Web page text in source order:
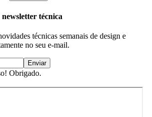
newsletter técnica
técnicas semanais de design e
no seu e-mail.
Enviar
Obrigado.